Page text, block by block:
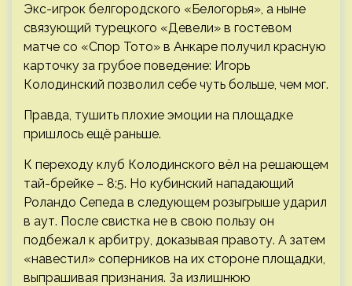
Экс-игрок белгородского «Белогорья», а ныне
связующий турецкого «Девели» в гостевом
матче со «Спор Тото» в Анкаре получил красную
карточку за грубое поведение: Игорь
Колодинский позволил себе чуть больше, чем мог.
Правда, тушить плохие эмоции на площадке
пришлось ещё раньше.
К переходу клуб Колодинского вёл на решающем
тай-брейке – 8:5. Но кубинский нападающий
Роландо Сепеда в следующем розыгрыше ударил
в аут. После свистка не в свою пользу он
подбежал к арбитру, доказывая правоту. А затем
«навестил» соперников на их стороне площадки,
выпрашивая признания. За излишнюю